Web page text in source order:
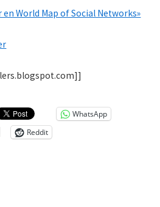
World Map of Social Networks»
WhatsApp
Reddit